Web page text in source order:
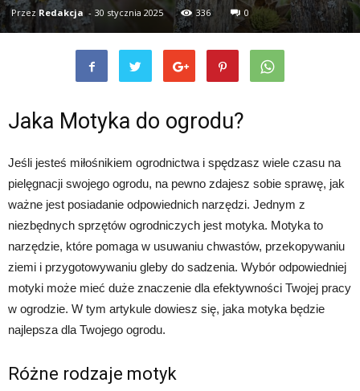
Przez Redakcja - 30 stycznia 2025 336 0
Jaka Motyka do ogrodu?
Jeśli jesteś miłośnikiem ogrodnictwa i spędzasz wiele czasu na
pielęgnacji swojego ogrodu, na pewno zdajesz sobie sprawę, jak
ważne jest posiadanie odpowiednich narzędzi. Jednym z
niezbędnych sprzętów ogrodniczych jest motyka. Motyka to
narzędzie, które pomaga w usuwaniu chwastów, przekopywaniu
ziemi i przygotowywaniu gleby do sadzenia. Wybór odpowiedniej
motyki może mieć duże znaczenie dla efektywności Twojej pracy
w ogrodzie. W tym artykule dowiesz się, jaka motyka będzie
najlepsza dla Twojego ogrodu.
Różne rodzaje motyk